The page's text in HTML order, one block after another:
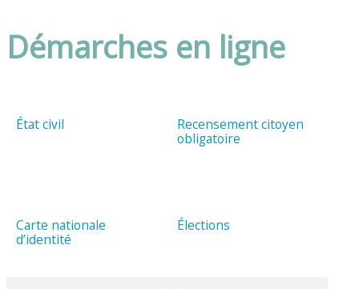
Démarches en ligne
État civil
Recensement citoyen
obligatoire
Carte nationale
d’identité
Élections